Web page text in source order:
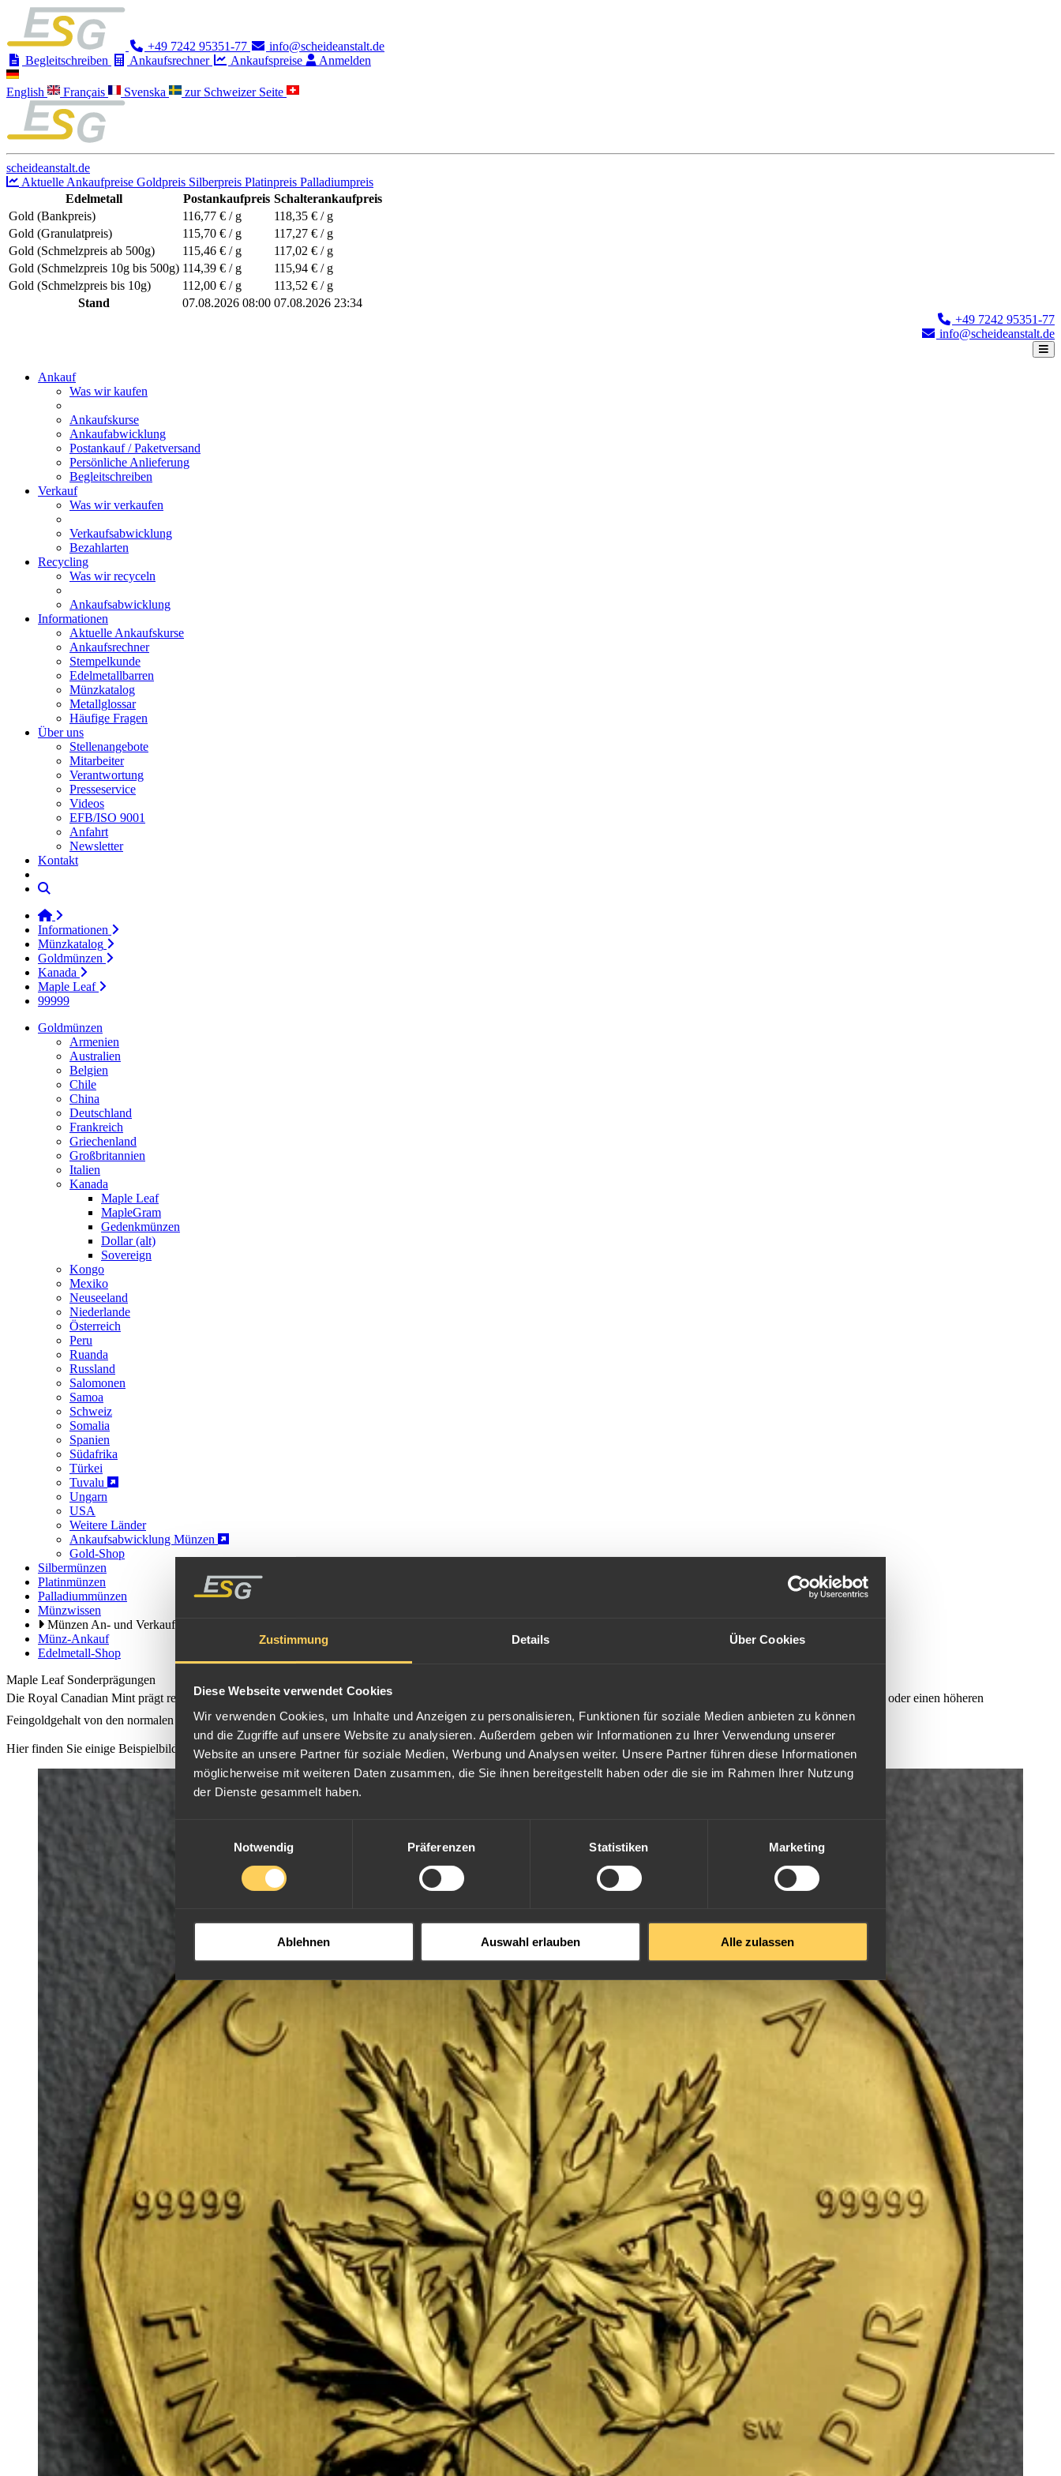
Zustimmung Details Über Cookies
Diese Webseite verwendet Cookies
Wir verwenden Cookies, um Inhalte und Anzeigen zu personalisieren, Funktionen für soziale Medien anbieten zu können
und die Zugriffe auf unsere Website zu analysieren. Außerdem geben wir Informationen zu Ihrer Verwendung unserer
Website an unsere Partner für soziale Medien, Werbung und Analysen weiter. Unsere Partner führen diese Informationen
möglicherweise mit weiteren Daten zusammen, die Sie ihnen bereitgestellt haben oder die sie im Rahmen Ihrer Nutzung
der Dienste gesammelt haben.
Notwendig
Präferenzen Statistiken Marketing
Ablehnen Auswahl erlauben Alle zulassen
+49 7242 95351-77
info@scheideanstalt.de
Begleitschreiben
Ankaufsrechner Ankaufspreise Anmelden
English Français Svenska zur Schweizer Seite
scheideanstalt.de
Aktuelle Ankaufpreise Goldpreis Silberpreis Platinpreis Palladiumpreis
Edelmetall
Postankaufpreis Schalterankaufpreis
Gold (Bankpreis)
116,77 € / g 118,35 € / g
Gold (Granulatpreis)
115,70 € / g 117,27 € / g
Gold (Schmelzpreis ab 500g)
115,46 € / g 117,02 € / g
Gold (Schmelzpreis 10g bis 500g) 114,39 € / g 115,94 € / g
Gold (Schmelzpreis bis 10g)
112,00 € / g 113,52 € / g
Stand
07.08.2026 08:00 07.08.2026 23:34
+49 7242 95351-77
info@scheideanstalt.de
Ankauf
Was wir kaufen
Ankaufskurse
Ankaufabwicklung
Postankauf / Paketversand
Persönliche Anlieferung
Begleitschreiben
Verkauf
Was wir verkaufen
Verkaufsabwicklung
Bezahlarten
Recycling
Was wir recyceln
Ankaufsabwicklung
Informationen
Aktuelle Ankaufskurse
Ankaufsrechner
Stempelkunde
Edelmetallbarren
Münzkatalog
Metallglossar
Häufige Fragen
Über uns
Stellenangebote
Mitarbeiter
Verantwortung
Presseservice
Videos
EFB/ISO 9001
Anfahrt
Newsletter
Kontakt
Informationen
Münzkatalog
Goldmünzen
Kanada
Maple Leaf
99999
Goldmünzen
Armenien
Australien
Belgien
Chile
China
Deutschland
Frankreich
Griechenland
Großbritannien
Italien
Kanada
Maple Leaf
MapleGram
Gedenkmünzen
Dollar (alt)
Sovereign
Kongo
Mexiko
Neuseeland
Niederlande
Österreich
Peru
Ruanda
Russland
Salomonen
Samoa
Schweiz
Somalia
Spanien
Südafrika
Türkei
Tuvalu
Ungarn
USA
Weitere Länder
Ankaufsabwicklung Münzen
Gold-Shop
Silbermünzen
Platinmünzen
Palladiummünzen
Münzwissen
Münzen An- und Verkauf
Münz-Ankauf
Edelmetall-Shop
Maple Leaf Sonderprägungen
Die Royal Canadian Mint prägt regelmäßig auch Maple Leaf Sondermünzen. Diese werden entweder zu Jubiläen ausgegeben, oder unterscheiden sich durch ein anderes Design oder einen höheren
Feingoldgehalt von den normalen
Maple Leaf Goldmünzen.
Hier finden Sie einige Beispielbilder